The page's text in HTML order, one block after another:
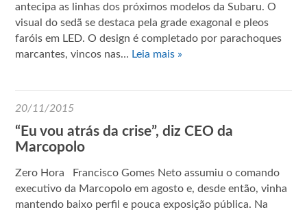
antecipa as linhas dos próximos modelos da Subaru. O
visual do sedã se destaca pela grade exagonal e pleos
faróis em LED. O design é completado por parachoques
marcantes, vincos nas… Leia mais »
20/11/2015
“Eu vou atrás da crise”, diz CEO da
Marcopolo
Zero Hora Francisco Gomes Neto assumiu o comando
executivo da Marcopolo em agosto e, desde então, vinha
mantendo baixo perfil e pouca exposição pública. Na